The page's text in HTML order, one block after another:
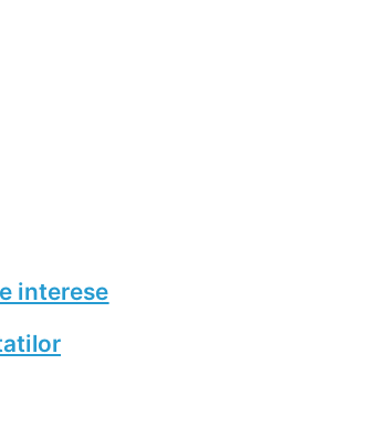
interese